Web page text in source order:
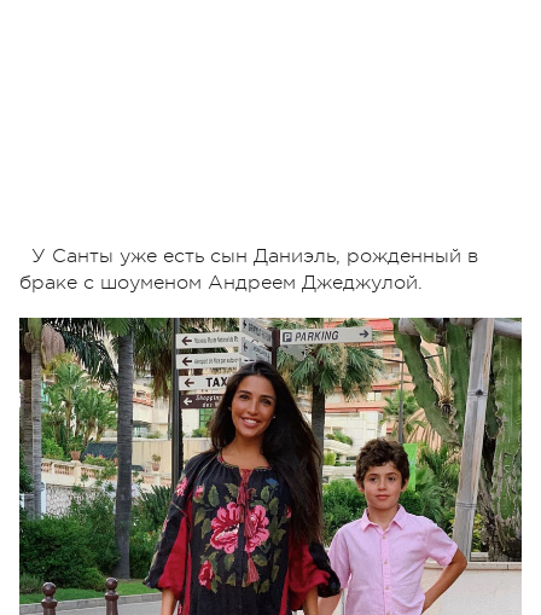
У Санты уже есть сын Даниэль, рожденный в
браке с шоуменом Андреем Джеджулой.